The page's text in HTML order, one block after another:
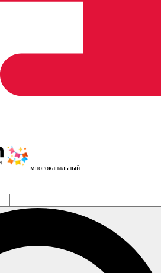
многоканальный